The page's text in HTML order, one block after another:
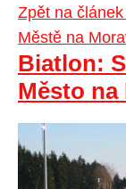
Zpět na
Městě na
Biatlon:
Město na